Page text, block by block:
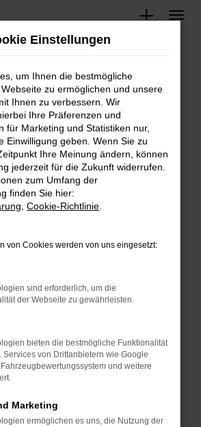
Fahrzeugbestand
Error
Fehler aufgetreten.
Tipps, die dir helfen können:
Firewall und deine
Webseiten, zum Beispiel deine
Browsererweiterungen.
bestimmter Seiten
die Seite in einem
oder in einem privaten
Gerät neu.
helfen, vorübergehende
beheben.
auf dem neuesten Stand
Einstellungen
um Ihnen die bestmögliche
zu ermöglichen und unsere
Ihnen zu verbessern. Wir
Ihre Präferenzen und
für Marketing und Statistiken nur,
Einwilligung geben. Wenn Sie zu
Ihre Meinung ändern, können
jederzeit für die Zukunft widerrufen.
zum Umfang der
finden Sie hier:
Cookie-Richtlinie
von Cookies werden von uns eingesetzt:
sind erforderlich, um die
der Webseite zu gewährleisten.
bieten die bestmögliche Funktionalität
Services von Drittanbietern wie Google
und weitere
Marketing
ermöglichen es uns, die Nutzung der